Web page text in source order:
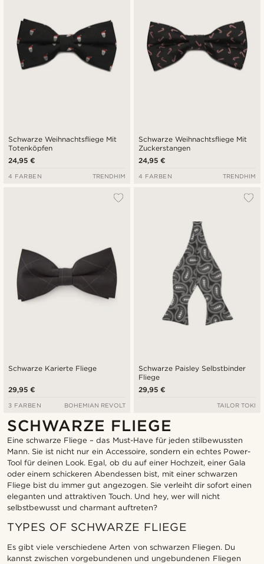
Schwarze Weihnachtsfliege Mit
Totenköpfen
24,95 €
4 FARBEN TRENDHIM
Schwarze Weihnachtsfliege Mit
Zuckerstangen
24,95 €
4 FARBEN TRENDHIM
Schwarze Karierte Fliege
29,95 €
3 FARBEN BOHEMIAN REVOLT
Schwarze Paisley Selbstbinder
Fliege
29,95 €
TAILOR TOKI
SCHWARZE FLIEGE
Eine schwarze Fliege – das Must-Have für jeden stilbewussten
Mann. Sie ist nicht nur ein Accessoire, sondern ein echtes Power-
Tool für deinen Look. Egal, ob du auf einer Hochzeit, einer Gala
oder einem schickeren Abendessen bist, mit einer schwarzen
Fliege bist du immer gut angezogen. Sie verleiht dir sofort einen
eleganten und attraktiven Touch. Und hey, wer will nicht
selbstbewusst und charmant auftreten?
TYPES OF SCHWARZE FLIEGE
Es gibt viele verschiedene Arten von schwarzen Fliegen. Du
kannst zwischen vorgebundenen und ungebundenen Fliegen